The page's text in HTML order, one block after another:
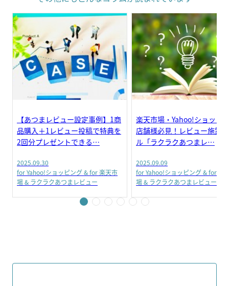
【あつまレビュー設定事例】1商
品購入＋1レビュー投稿で特典を
2回分プレゼントできる…
2025.09.30
for Yahoo!ショッピング & for 楽天市
場 & ラクラクあつまレビュー
楽天市場・Yahoo!ショッピ
店舗様必見！レビュー施策
ル「ラクラクあつまレ…
2025.09.09
for Yahoo!ショッピング & for 楽
場 & ラクラクあつまレビュー